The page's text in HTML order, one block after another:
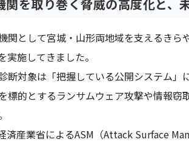
関を取り巻く脅威の高度化と、
関として宮城・山形両地域を支えるきら
実施してきました。
断対象は「把握している公開システム
標的とするランサムウェア攻撃や情報
済産業省によるASM（Attack Surface